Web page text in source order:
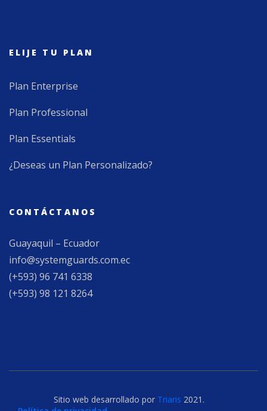
ELIJE TU PLAN
Plan Enterprise
Plan Professional
Plan Essentials
¿Deseas un Plan Personalizado?
CONTÁCTANOS
Guayaquil – Ecuador
info@systemguards.com.ec
(+593) 96 741 6338
(+593) 98 121 8264
Sitio web desarrollado por Triaris 2021.